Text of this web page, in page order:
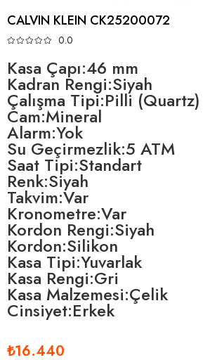
CALVIN KLEIN CK25200072
0.0
Kasa Çapı:46 mm
Kadran Rengi:Siyah
Çalışma Tipi:Pilli (Quartz)
Cam:Mineral
Alarm:Yok
Su Geçirmezlik:5 ATM
Saat Tipi:Standart
Renk:Siyah
Takvim:Var
Kronometre:Var
Kordon Rengi:Siyah
Kordon:Silikon
Kasa Tipi:Yuvarlak
Kasa Rengi:Gri
Kasa Malzemesi:Çelik
Cinsiyet:Erkek
₺16.440